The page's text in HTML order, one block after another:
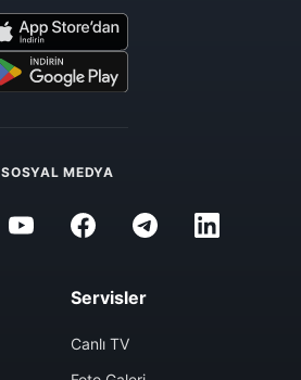
SOSYAL MEDYA
Servisler
Canlı TV